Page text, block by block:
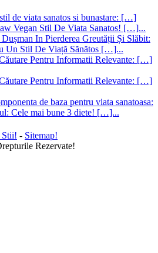
de viata sanatos si bunastare: […]
Vegan Stil De Viata Sanatos! […]...
In Pierderea Greutății Și Slăbit:
Un Stil De Viață Sănătos […]...
Pentru Informatii Relevante: […]
Pentru Informatii Relevante: […]
de baza pentru viata sanatoasa:
Cele mai bune 3 diete! […]...
Stii! - Sitemap!
Rezervate!